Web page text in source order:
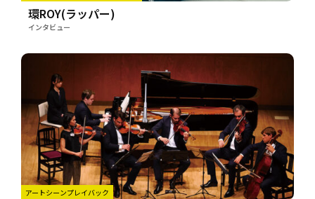
環ROY(ラッパー)
インタビュー
アートシーンプレイバック